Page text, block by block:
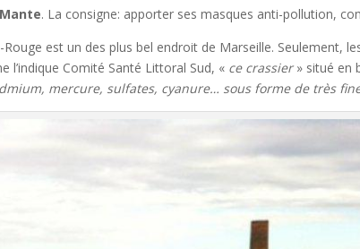
. La consigne: apporter ses masques anti-pollution,
est un des plus bel endroit de Marseille. Seulement,
l’indique Comité Santé Littoral Sud, « ce crassier» situé en
mercure, sulfates, cyanure… sous forme de très